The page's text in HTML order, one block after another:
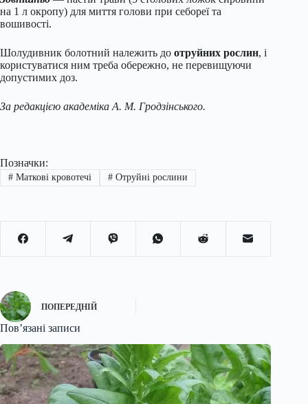
на 1 л окропу) для миття голови при себореї та
вошивості.
Шолудивник болотний належить до отруйних рослин, і
користуватися ним треба обережно, не перевищуючи
допустимих доз.
За редакцією академіка А. М. Гродзінського.
Позначки:
#Маткові кровотечі #Отруйні рослини
ПОПЕРЕДНІЙ
Пов’язані записи